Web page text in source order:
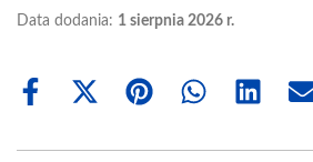
Data dodania: 1 sierpnia 2026 r.
Share
Share
(Twitter)
Share Share Share